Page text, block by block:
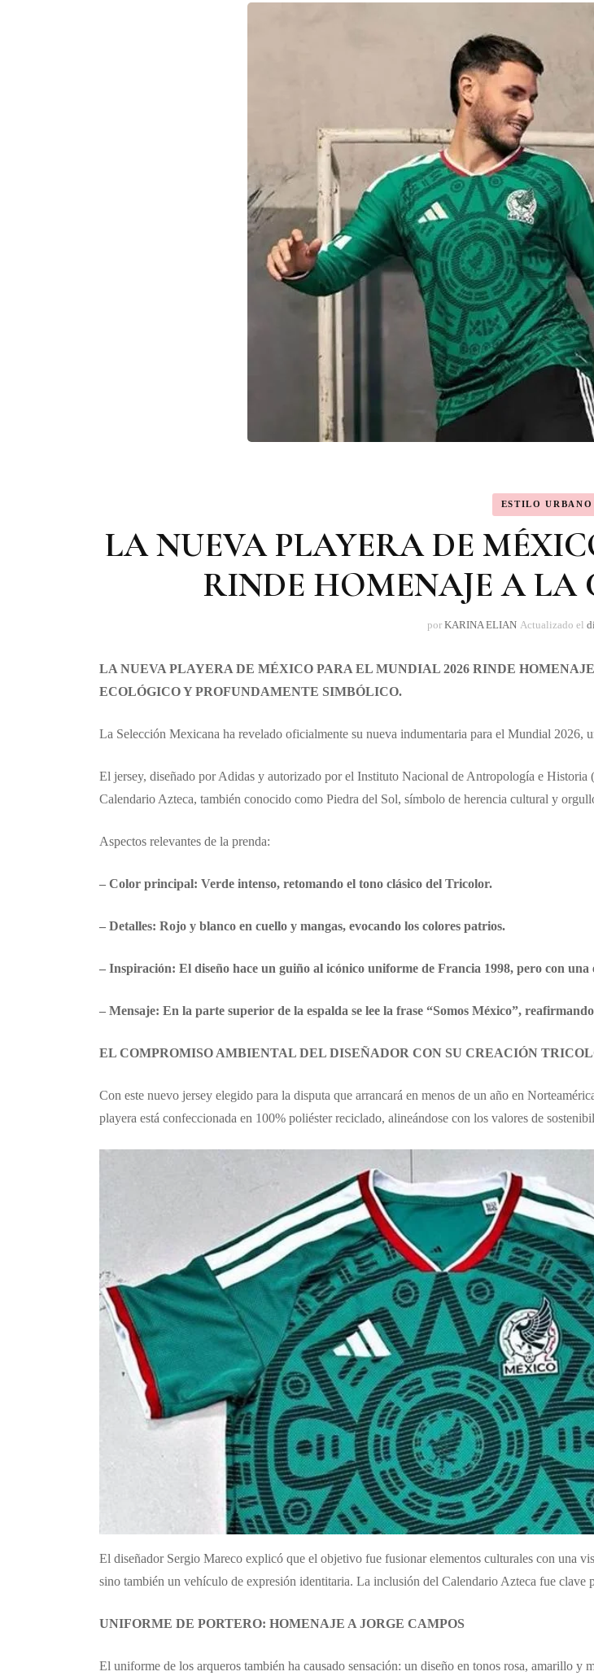
Trends Redes Sociales
Victoria’s Secret
ESTILO URBANO
LA NUEVA PLAYERA DE
RINDE HOMENAJE A LA
por KARINA ELIAN Actualizado el
LA NUEVA PLAYERA DE MÉXICO PARA EL MUNDIAL 2026 RINDE
ECOLÓGICO Y PROFUNDAMENTE SIMBÓLICO.
La Selección Mexicana ha revelado oficialmente su nueva indumentaria para el Mundial 2026,
El jersey, diseñado por Adidas y autorizado por el Instituto Nacional de Antropología e
Calendario Azteca, también conocido como Piedra del Sol, símbolo de herencia cultural y
Aspectos relevantes de la prenda:
– Color principal: Verde intenso, retomando el tono clásico del Tricolor.
– Detalles: Rojo y blanco en cuello y mangas, evocando los colores patrios.
– Inspiración: El diseño hace un guiño al icónico uniforme de Francia 1998, pero con una
– Mensaje: En la parte superior de la espalda se lee la frase “Somos México”,
EL COMPROMISO AMBIENTAL DEL DISEÑADOR CON SU CREACIÓN
Con este nuevo jersey elegido para la disputa que arrancará en menos de un año en
playera está confeccionada en 100% poliéster reciclado, alineándose con los valores de
El diseñador Sergio Mareco explicó que el objetivo fue fusionar elementos culturales con una
sino también un vehículo de expresión identitaria. La inclusión del Calendario Azteca fue clave
UNIFORME DE PORTERO: HOMENAJE A JORGE CAMPOS
El uniforme de los arqueros también ha causado sensación: un diseño en tonos rosa, amarillo